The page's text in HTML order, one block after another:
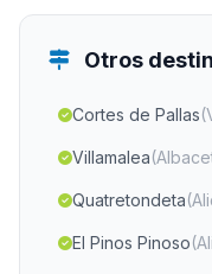
Otros
Cortes de Pallas
Villamalea
Quatretondeta
El Pinos Pinoso